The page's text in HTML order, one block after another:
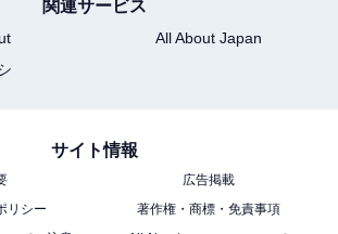
関連サービス
All About Japan
サイト情報
広告掲載
リシー
著作権・商標・免責事項